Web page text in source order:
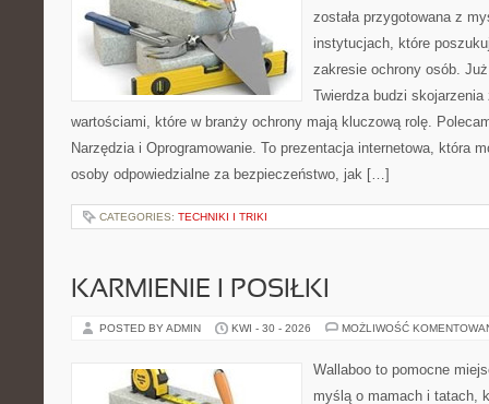
została przygotowana z
instytucjach, które
zakresie ochrony osób.
Twierdza budzi
wartościami, które w branży ochrony mają kluczową rolę.
Narzędzia i Oprogramowanie. To prezentacja internetowa, która
osoby odpowiedzialne za bezpieczeństwo, jak […]
CATEGORIES: TECHNIKI I TRIKI
KARMIENIE I POSIŁKI
POSTED BY ADMIN KWI - 30 - 2026 MOŻLIWOŚĆ
Wallaboo to pomocne
myślą o mamach i tatach,